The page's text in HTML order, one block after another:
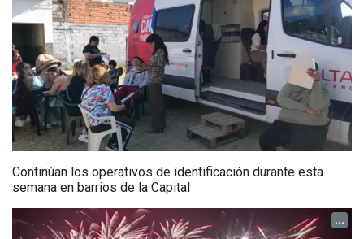
Continúan los operativos de identificación durante esta
semana en barrios de la Capital
...